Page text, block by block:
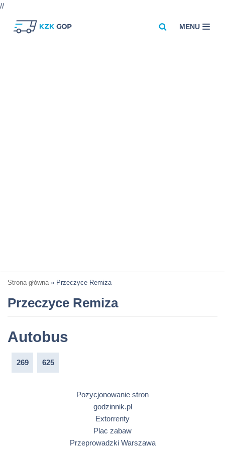
//
MENU
Strona główna » Przeczyce Remiza
Przeczyce Remiza
Autobus
269 625
Pozycjonowanie stron
godzinnik.pl
Extorrenty
Plac zabaw
Przeprowadzki Warszawa